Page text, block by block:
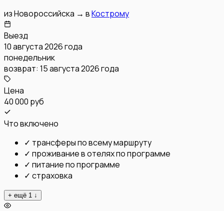
изНовороссийска → вКострому
Выезд
10 августа 2026 года
понедельник
возврат: 15 августа 2026 года
Цена
40 000 руб
Что включено
✓ трансферы по всему маршруту
✓ проживание в отелях по программе
✓ питание по программе
✓ страховка
+ ещё 1 ↓